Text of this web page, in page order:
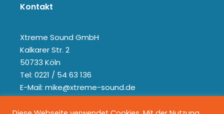
Kontakt
Xtreme Sound GmbH
Kalkarer Str. 2
50733 Köln
Tel: 0221 / 54 63 136
E-Mail: mike@xtreme-sound.de